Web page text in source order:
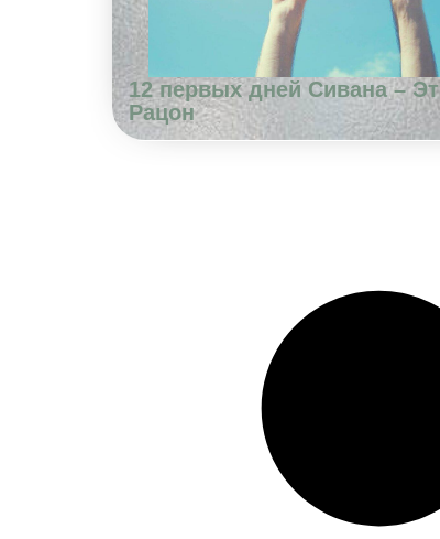
12 первых дней Сивана – Эт
Рацон